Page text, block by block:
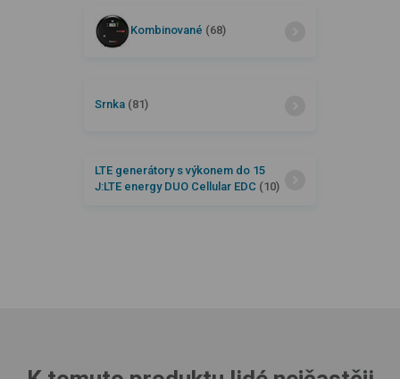
Kombinované (68)
Srnka (81)
LTE generátory s výkonem do 15
J:LTE energy DUO Cellular EDC (10)